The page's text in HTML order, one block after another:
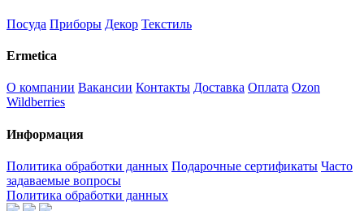
Посуда Приборы Декор Текстиль
Ermetica
О компании Вакансии Контакты Доставка Оплата Ozon
Wildberries
Информация
Политика обработки данных Подарочные сертификаты Часто
задаваемые вопросы
Политика обработки данных